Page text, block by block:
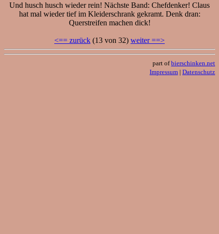
Und husch husch wieder rein! Nächste Band: Chefdenker! Claus
hat mal wieder tief im Kleiderschrank gekramt. Denk dran:
Querstreifen machen dick!
<== zurück (13 von 32) weiter ==>
part ofbierschinken.net
Impressum | Datenschutz